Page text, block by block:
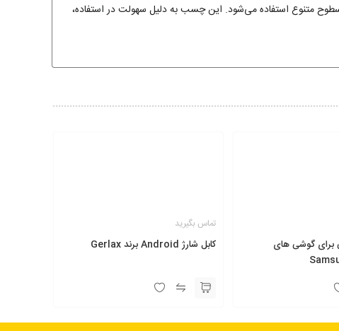
متنوع استفاده می‌شود. این چسب به دلیل سهولت در استفاده،
برای گوشی های
تماس بگیرید
کابل شارژ Android برند Gerlax